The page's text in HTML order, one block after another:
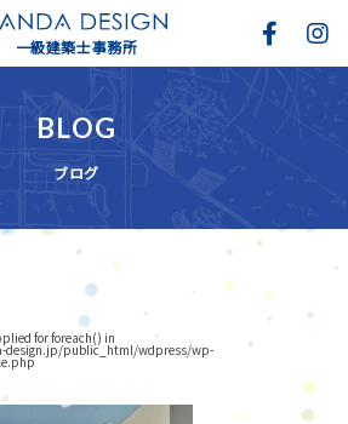
一級建築士事務所
BLOG
ブログ
for foreach() in
design.jp/public_html/wdpress/wp-